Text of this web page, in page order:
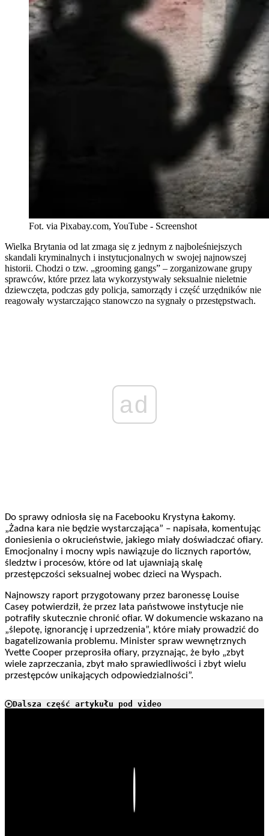
Fot. via Pixabay.com, YouTube - Screenshot
Wielka Brytania od lat zmaga się z jednym z najboleśniejszych
skandali kryminalnych i instytucjonalnych w swojej najnowszej
historii. Chodzi o tzw. „grooming gangs” – zorganizowane grupy
sprawców, które przez lata wykorzystywały seksualnie nieletnie
dziewczęta, podczas gdy policja, samorządy i część urzędników nie
reagowały wystarczająco stanowczo na sygnały o przestępstwach.
ad
Do sprawy odniosła się na Facebooku Krystyna Łakomy.
„Żadna kara nie będzie wystarczająca” – napisała, komentując
doniesienia o okrucieństwie, jakiego miały doświadczać ofiary.
Emocjonalny i mocny wpis nawiązuje do licznych raportów,
śledztw i procesów, które od lat ujawniają skalę
przestępczości seksualnej wobec dzieci na Wyspach.
Najnowszy raport przygotowany przez baronessę Louise
Casey potwierdził, że przez lata państwowe instytucje nie
potrafiły skutecznie chronić ofiar. W dokumencie wskazano na
„ślepotę, ignorancję i uprzedzenia”, które miały prowadzić do
bagatelizowania problemu. Minister spraw wewnętrznych
Yvette Cooper przeprosiła ofiary, przyznając, że było „zbyt
wiele zaprzeczania, zbyt mało sprawiedliwości i zbyt wielu
przestępców unikających odpowiedzialności”.
Dalsza część artykułu pod video